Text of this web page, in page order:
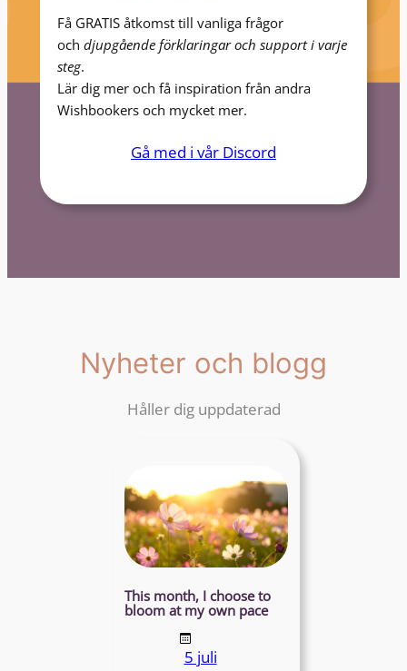
Få GRATIS åtkomst till vanliga frågor
och djupgående förklaringar och support i varje
steg.
Lär dig mer och få inspiration från andra
Wishbookers och mycket mer.
Gå med i vår Discord
Nyheter och blogg
Håller dig uppdaterad
This month, I choose to
bloom at my own pace
5 juli